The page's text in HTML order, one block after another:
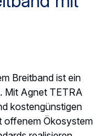
Breitband ist ein
Mit Agnet TETRA
kostengünstigen
offenem Ökosystem